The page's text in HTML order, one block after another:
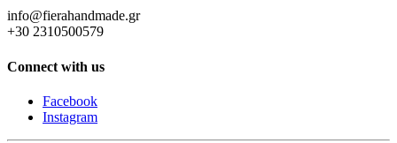
info@fierahandmade.gr
+30 2310500579
Connect with us
Facebook
Instagram